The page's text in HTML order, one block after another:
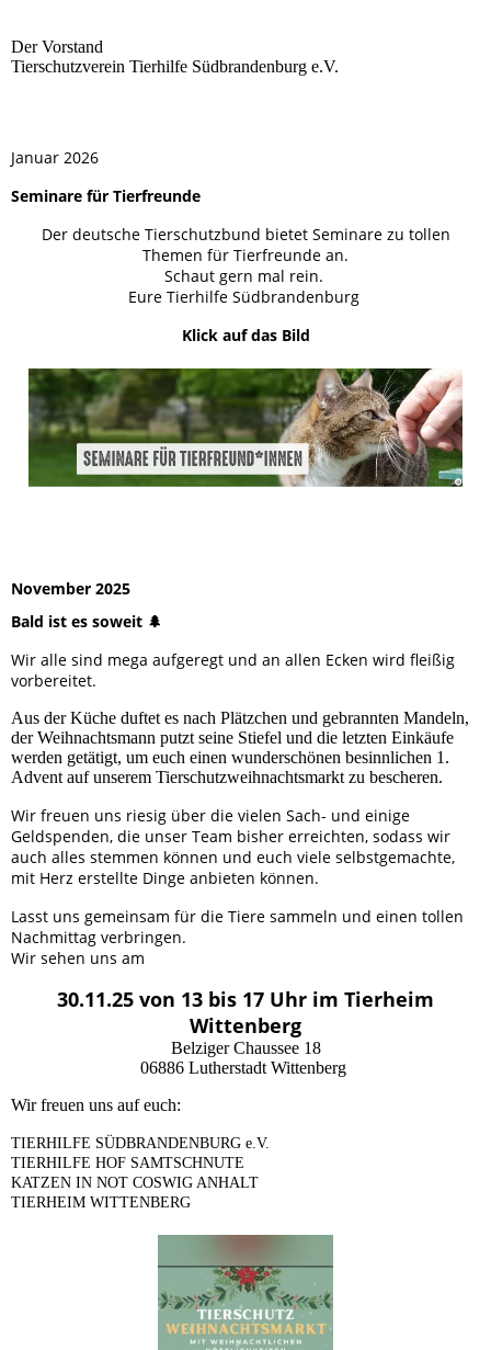
Der Vorstand
Tierschutzverein Tierhilfe Südbrandenburg e.V.
Januar 2026
Seminare für Tierfreunde
Der deutsche Tierschutzbund bietet Seminare zu tollen
Themen für Tierfreunde an.
Schaut gern mal rein.
Eure Tierhilfe Südbrandenburg
Klick auf das Bild
November 2025
Bald ist es soweit 🌲
Wir alle sind mega aufgeregt und an allen Ecken wird fleißig
vorbereitet.
Aus der Küche duftet es nach Plätzchen und gebrannten Mandeln,
der Weihnachtsmann putzt seine Stiefel und die letzten Einkäufe
werden getätigt, um euch einen wunderschönen besinnlichen 1.
Advent auf unserem Tierschutzweihnachtsmarkt zu bescheren.
Wir freuen uns riesig über die vielen Sach- und einige
Geldspenden, die unser Team bisher erreichten, sodass wir
auch alles stemmen können und euch viele selbstgemachte,
mit Herz erstellte Dinge anbieten können.
Lasst uns gemeinsam für die Tiere sammeln und einen tollen
Nachmittag verbringen.
Wir sehen uns am
30.11.25 von 13 bis 17 Uhr im Tierheim
Wittenberg
Belziger Chaussee 18
06886 Lutherstadt Wittenberg
Wir freuen uns auf euch:
TIERHILFE SÜDBRANDENBURG e.V.
TIERHILFE HOF SAMTSCHNUTE
KATZEN IN NOT COSWIG ANHALT
TIERHEIM WITTENBERG